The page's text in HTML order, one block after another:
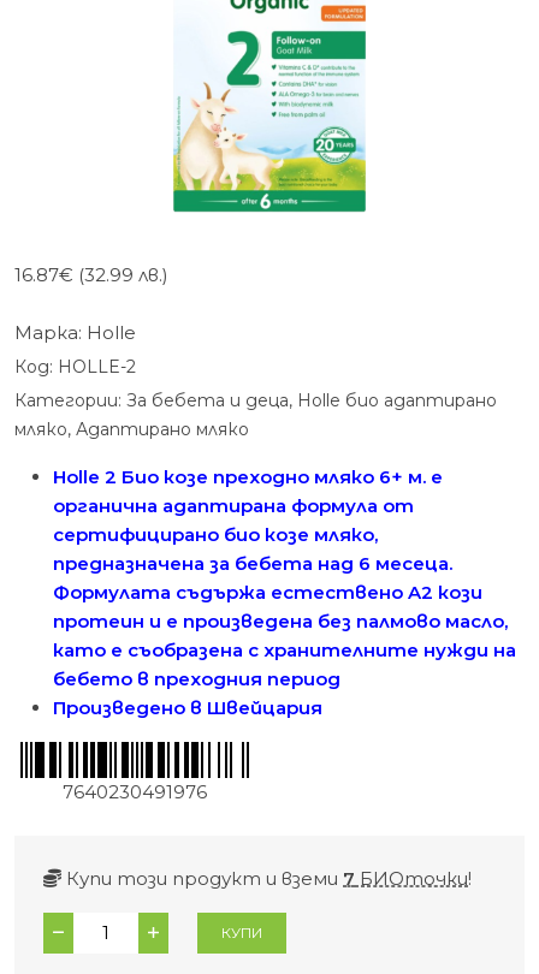
16.87€ (32.99 лв.)
Марка: Holle
Код: HOLLE-2
Категории: За бебета и деца, Holle био адаптирано
мляко, Адаптирано мляко
Holle 2 Био козе преходно мляко 6+ м. е
органична адаптирана формула от
сертифицирано био козе мляко,
предназначена за бебета над 6 месеца.
Формулата съдържа естествено A2 кози
протеин и е произведена без палмово масло,
като е съобразена с хранителните нужди на
бебето в преходния период
Произведено в Швейцария
7640230491976
Купи този продукт и вземи 7 БИОточки!
количество
за
КУПИ